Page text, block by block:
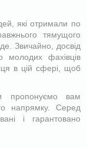
які отримали по
тямущого
Звичайно, досвід
молодих фахівців
в цій сфері, щоб
пропонуємо вам
напрямку. Серед
і гарантовано